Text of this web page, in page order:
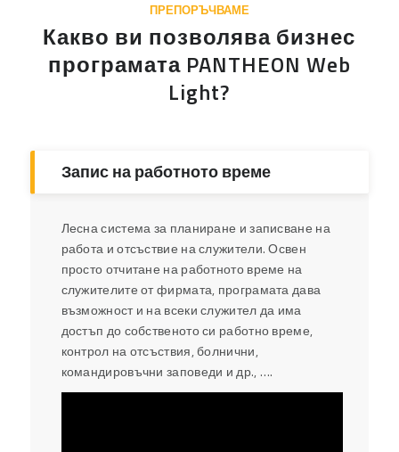
ПРЕПОРЪЧВАМЕ
Какво ви позволява бизнес
програмата PANTHEON Web
Light?
Запис на работното време
Лесна система за планиране и записване на
работа и отсъствие на служители. Освен
просто отчитане на работното време на
служителите от фирмата, програмата дава
възможност и на всеки служител да има
достъп до собственото си работно време,
контрол на отсъствия, болнични,
командировъчни заповеди и др., ….